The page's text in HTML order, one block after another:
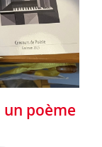
un poème